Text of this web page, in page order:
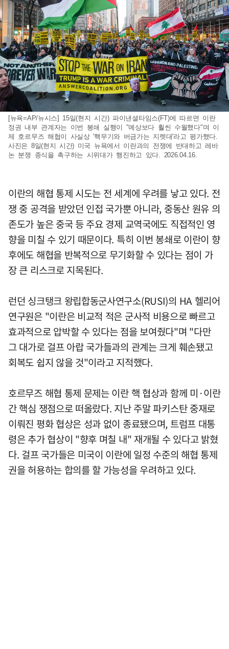
[뉴욕=AP/뉴시스] 15일(현지 시간) 파이낸셜타임스(FT)에 따르면 이란
정권 내부 관계자는 이번 봉쇄 실행이 "예상보다 훨씬 수월했다"며 이
제 호르무즈 해협이 사실상 '핵무기와 버금가는 지렛대'라고 평가했다.
사진은 8일(현지 시간) 미국 뉴욕에서 이란과의 전쟁에 반대하고 레바
논 분쟁 종식을 촉구하는 시위대가 행진하고 있다. 2026.04.16.
이란의 해협 통제 시도는 전 세계에 우려를 낳고 있다. 전
쟁 중 공격을 받았던 인접 국가뿐 아니라, 중동산 원유 의
존도가 높은 중국 등 주요 경제 교역국에도 직접적인 영
향을 미칠 수 있기 때문이다. 특히 이번 봉쇄로 이란이 향
후에도 해협을 반복적으로 무기화할 수 있다는 점이 가
장 큰 리스크로 지목된다.
런던 싱크탱크 왕립합동군사연구소(RUSI)의 HA 헬리어
연구원은 "이란은 비교적 적은 군사적 비용으로 빠르고
효과적으로 압박할 수 있다는 점을 보여줬다"며 "다만
그 대가로 걸프 아랍 국가들과의 관계는 크게 훼손됐고
회복도 쉽지 않을 것"이라고 지적했다.
호르무즈 해협 통제 문제는 이란 핵 협상과 함께 미·이란
간 핵심 쟁점으로 떠올랐다. 지난 주말 파키스탄 중재로
이뤄진 평화 협상은 성과 없이 종료됐으며, 트럼프 대통
령은 추가 협상이 "향후 며칠 내" 재개될 수 있다고 밝혔
다. 걸프 국가들은 미국이 이란에 일정 수준의 해협 통제
권을 허용하는 합의를 할 가능성을 우려하고 있다.